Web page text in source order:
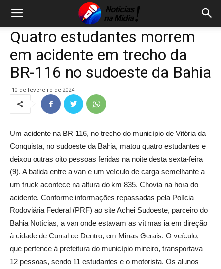
Quatro estudantes morrem
em acidente em trecho da
BR-116 no sudoeste da Bahia
10 de fevereiro de 2024
Um acidente na BR-116, no trecho do município de Vitória da
Conquista, no sudoeste da Bahia, matou quatro estudantes e
deixou outras oito pessoas feridas na noite desta sexta-feira
(9). A batida entre a van e um veículo de carga semelhante a
um truck acontece na altura do km 835. Chovia na hora do
acidente. Conforme informações repassadas pela Polícia
Rodoviária Federal (PRF) ao site Achei Sudoeste, parceiro do
Bahia Notícias, a van onde estavam as vítimas ia em direção
à cidade de Curral de Dentro, em Minas Gerais. O veículo,
que pertence à prefeitura do município mineiro, transportava
12 pessoas, sendo 11 estudantes e o motorista. Os alunos